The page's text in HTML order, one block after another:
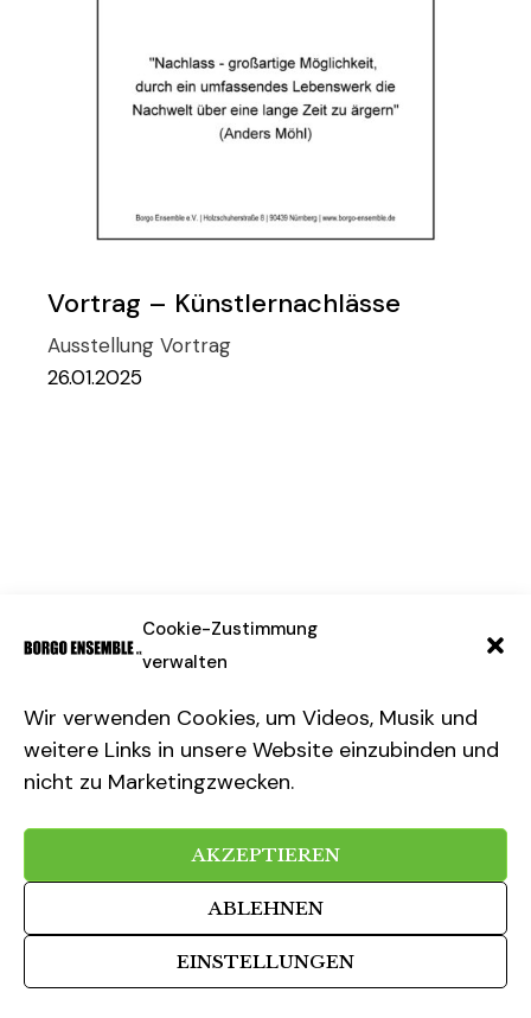
Cookie-Zustimmung
verwalten
Wir verwenden Cookies, um Videos, Musik und
weitere Links in unsere Website einzubinden und
nicht zu Marketingzwecken.
AKZEPTIEREN
ABLEHNEN
EINSTELLUNGEN
Vortrag – Künstlernachlässe
AusstellungVortrag
26.01.2025
Cookie-Richtlinie